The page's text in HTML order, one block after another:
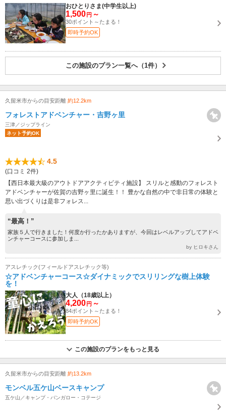
おひとりさま(中学生以上)
1,500 円 ～
30ポイント～たまる！
即時予約OK
この施設のプラン一覧へ（1件）
久留米市からの目安距離 約12.2km
フォレストアドベンチャー・吉野ヶ里
三津／ジップライン
ネット予約OK
4.5
(口コミ 2件)
【西日本最大級のアウトドアアクティビティ施設】 スリルと感動のフォレスト
アドベンチャーが佐賀の吉野ヶ里に誕生！！ 豊かな自然の中で非日常の体験と
思い出づくりは是非フォレス...
“最高！”
家族５人で行きました！何度か行ったかありますが、今回はレベルアップしてアドベ
ンチャーコースに参加しま...
by ヒロキさん
アスレチック(フィールドアスレチック等)
☆アドベンチャーコース☆ダイナミックでスリリングな樹上体験
を！
大人（18歳以上）
4,200 円 ～
84ポイント～たまる！
即時予約OK
この施設のプランをもっと見る
久留米市からの目安距離 約13.2km
モンベル五ケ山ベースキャンプ
五ケ山／キャンプ・バンガロー・コテージ